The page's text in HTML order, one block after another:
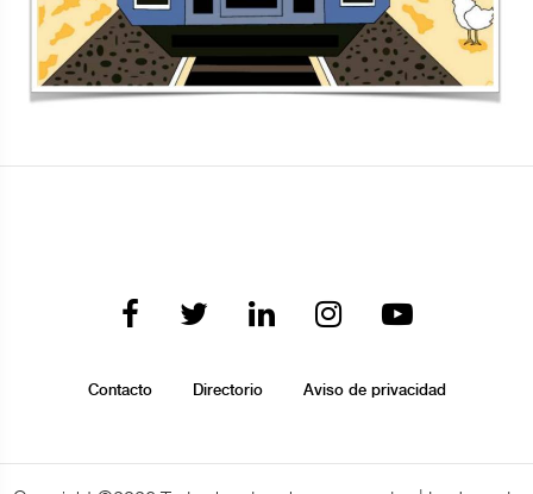
Contacto Directorio Aviso de privacidad